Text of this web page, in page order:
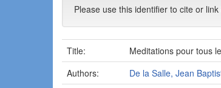
Please use this identifier to cite or
Title:
Meditations pour tous
Authors:
De la Salle, Jean